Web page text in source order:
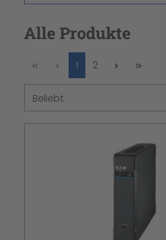
Alle Produkte
Seite
1 Seite
2